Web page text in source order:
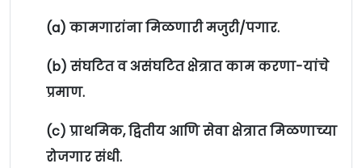
(a) कामगारांना मिळणारी मजुरी/पगार.
(b) संघटित व असंघटित क्षेत्रात काम करणा-यांचे
प्रमाण.
(c) प्राथमिक, द्वितीय आणि सेवा क्षेत्रात मिळणाच्या
रोजगार संधी.